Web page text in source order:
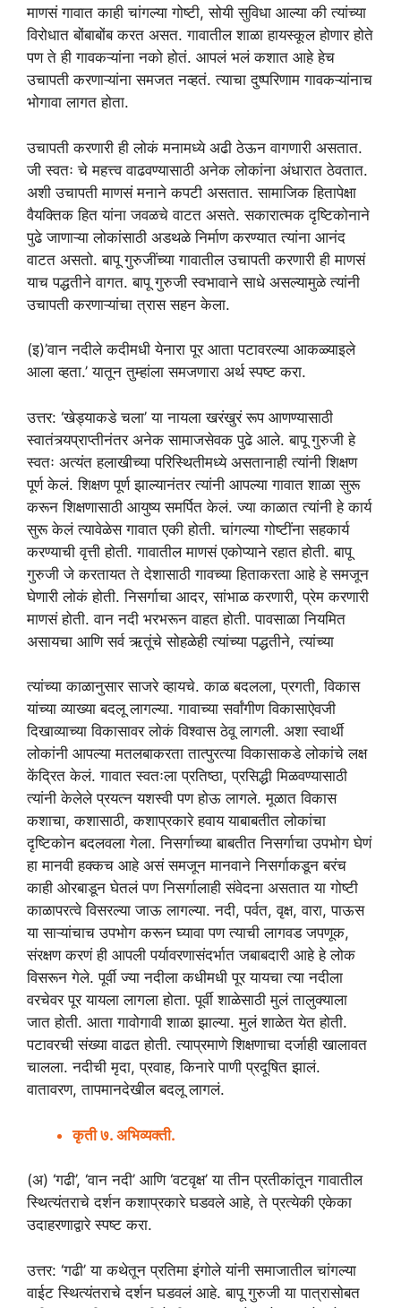
माणसं गावात काही चांगल्या गोष्टी, सोयी सुविधा आल्या की त्यांच्या
विरोधात बोंबाबोंब करत असत. गावातील शाळा हायस्कूल होणार होते
पण ते ही गावकऱ्यांना नको होतं. आपलं भलं कशात आहे हेच
उचापती करणाऱ्यांना समजत नव्हतं. त्याचा दुष्परिणाम गावकऱ्यांनाच
भोगावा लागत होता.
उचापती करणारी ही लोकं मनामध्ये अढी ठेऊन वागणारी असतात.
जी स्वतः चे महत्त्व वाढवण्यासाठी अनेक लोकांना अंधारात ठेवतात.
अशी उचापती माणसं मनाने कपटी असतात. सामाजिक हितापेक्षा
वैयक्तिक हित यांना जवळचे वाटत असते. सकारात्मक दृष्टिकोनाने
पुढे जाणाऱ्या लोकांसाठी अडथळे निर्माण करण्यात त्यांना आनंद
वाटत असतो. बापू गुरुजींच्या गावातील उचापती करणारी ही माणसं
याच पद्धतीने वागत. बापू गुरुजी स्वभावाने साधे असल्यामुळे त्यांनी
उचापती करणाऱ्यांचा त्रास सहन केला.
(इ)’वान नदीले कदीमधी येनारा पूर आता पटावरल्या आकळ्याइले
आला व्हता.’ यातून तुम्हांला समजणारा अर्थ स्पष्ट करा.
उत्तर: ‘खेड्याकडे चला’ या नायला खरंखुरं रूप आणण्यासाठी
स्वातंत्र्यप्राप्तीनंतर अनेक सामाजसेवक पुढे आले. बापू गुरुजी हे
स्वतः अत्यंत हलाखीच्या परिस्थितीमध्ये असतानाही त्यांनी शिक्षण
पूर्ण केलं. शिक्षण पूर्ण झाल्यानंतर त्यांनी आपल्या गावात शाळा सुरू
करून शिक्षणासाठी आयुष्य समर्पित केलं. ज्या काळात त्यांनी हे कार्य
सुरू केलं त्यावेळेस गावात एकी होती. चांगल्या गोष्टींना सहकार्य
करण्याची वृत्ती होती. गावातील माणसं एकोप्याने रहात होती. बापू
गुरुजी जे करतायत ते देशासाठी गावच्या हिताकरता आहे हे समजून
घेणारी लोकं होती. निसर्गाचा आदर, सांभाळ करणारी, प्रेम करणारी
माणसं होती. वान नदी भरभरून वाहत होती. पावसाळा नियमित
असायचा आणि सर्व ऋतूंचे सोहळेही त्यांच्या पद्धतीने, त्यांच्या
त्यांच्या काळानुसार साजरे व्हायचे. काळ बदलला, प्रगती, विकास
यांच्या व्याख्या बदलू लागल्या. गावाच्या सर्वांगीण विकासाऐवजी
दिखाव्याच्या विकासावर लोकं विश्वास ठेवू लागली. अशा स्वार्थी
लोकांनी आपल्या मतलबाकरता तात्पुरत्या विकासाकडे लोकांचे लक्ष
केंद्रित केलं. गावात स्वतःला प्रतिष्ठा, प्रसिद्धी मिळवण्यासाठी
त्यांनी केलेले प्रयत्न यशस्वी पण होऊ लागले. मूळात विकास
कशाचा, कशासाठी, कशाप्रकारे हवाय याबाबतीत लोकांचा
दृष्टिकोन बदलवला गेला. निसर्गाच्या बाबतीत निसर्गाचा उपभोग घेणं
हा मानवी हक्कच आहे असं समजून मानवाने निसर्गाकडून बरंच
काही ओरबाडून घेतलं पण निसर्गालाही संवेदना असतात या गोष्टी
काळापरत्वे विसरल्या जाऊ लागल्या. नदी, पर्वत, वृक्ष, वारा, पाऊस
या साऱ्यांचाच उपभोग करून घ्यावा पण त्याची लागवड जपणूक,
संरक्षण करणं ही आपली पर्यावरणासंदर्भात जबाबदारी आहे हे लोक
विसरून गेले. पूर्वी ज्या नदीला कधीमधी पूर यायचा त्या नदीला
वरचेवर पूर यायला लागला होता. पूर्वी शाळेसाठी मुलं तालुक्याला
जात होती. आता गावोगावी शाळा झाल्या. मुलं शाळेत येत होती.
पटावरची संख्या वाढत होती. त्याप्रमाणे शिक्षणाचा दर्जाही खालावत
चालला. नदीची मृदा, प्रवाह, किनारे पाणी प्रदूषित झालं.
वातावरण, तापमानदेखील बदलू लागलं.
कृती ७. अभिव्यक्ती.
(अ) ‘गढी’, ‘वान नदी’ आणि ‘वटवृक्ष’ या तीन प्रतीकांतून गावातील
स्थित्यंतराचे दर्शन कशाप्रकारे घडवले आहे, ते प्रत्येकी एकेका
उदाहरणाद्वारे स्पष्ट करा.
उत्तर: ‘गढी’ या कथेतून प्रतिमा इंगोले यांनी समाजातील चांगल्या
वाईट स्थित्यंतराचे दर्शन घडवलं आहे. बापू गुरुजी या पात्रासोबत